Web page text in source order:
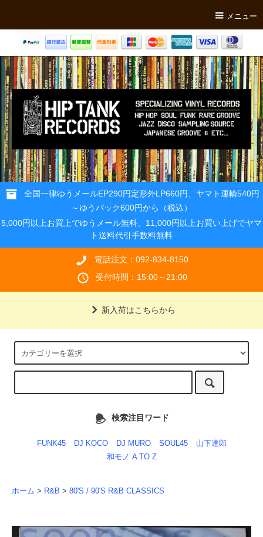
メニュー
全国一律ゆうメールEP290円定形外LP660円、ヤマト運輸540円
～ゆうパック600円から（税込）
5,000円以上お買上でゆうメール無料、11,000円以上お買い上げでヤマ
ト送料代引手数料無料
電話注文：092-834-8150
受付時間：15:00～21:00
新入荷はこちらから
検索注目ワード
FUNK45 DJ KOCO DJ MURO SOUL45
山下達郎
和モノ A TO Z
ホーム > R&B > 80'S / 90'S R&B CLASSICS